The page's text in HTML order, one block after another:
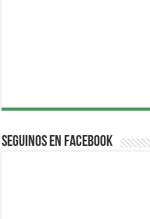
Seguinos en Facebook